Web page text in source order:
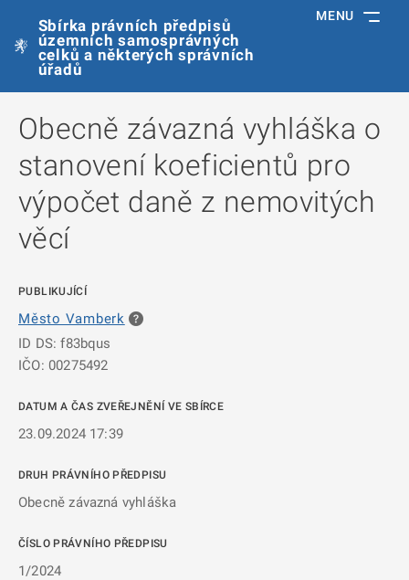
Sbírka právních předpisů
územních samosprávných
celků a některých správních
úřadů
MENU
Obecně závazná vyhláška o
stanovení koeficientů pro
výpočet daně z nemovitých
věcí
PUBLIKUJÍCÍ
Město Vamberk
ID DS: f83bqus
IČO: 00275492
DATUM A ČAS ZVEŘEJNĚNÍ VE SBÍRCE
23.09.2024 17:39
DRUH PRÁVNÍHO PŘEDPISU
Obecně závazná vyhláška
ČÍSLO PRÁVNÍHO PŘEDPISU
1/2024